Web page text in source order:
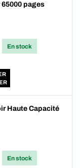
65000 pages
En stock
Haute Capacité
En stock